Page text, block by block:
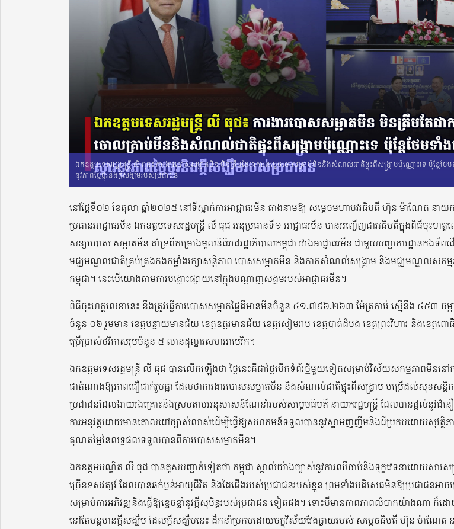
ឯកឧត្តមទេសរដ្ឋមន្រ្តី លី ធុជ៖ ការងារបោសសម្អាតមីន មិនត្រឹមតែជាការកម្ទេចចោលគ្រាប់មីននិងសំណល់ជាតិផ្ទុះពីសង្រ្គាមប៉ុណ្ណោះទេ ប៉ុន្តែថែមទ
នូវភាពថ្លៃថ្នូរនិងក្តីសង្ឃឹមរបស់ប្រជាជន
នៅថ្ងៃទី០២ ខែតុលា ឆ្នាំ២០២៥ នៅទីស្នាក់ការអាជ្ញាធរមីន តាងនាមឱ្យ សម្តេចមហាបវរធិបតី ហ៊ុន ម៉ាណែត នាយករ
ប្រធានអាជ្ញាធរមីន ឯកឧត្តមទេសរដ្ឋមន្រ្តី លី ធុជ អនុប្រធានទី១ អាជ្ញាធរមីន បានអញ្ជើញជាអធិបតីក្នុងពិធីចុះហត្ថ
សន្យាបោស សម្អាតមីន គាំទ្រពីគម្រោងមូលនិធិរាជរដ្ឋាភិបាលកម្ពុជា រវាងអាជ្ញាធរមីន ជាមួយបញ្ជាការដ្ឋានកងទ័ព
មជ្ឈមណ្ឌលជាតិគ្រប់គ្រងកងកម្លាំងរក្សាសន្តិភាព បោសសម្អាតមីន និងកាកសំណល់សង្រ្គាម និងមជ្ឈមណ្ឌលសកម្
កម្ពុជា។ នេះបើយោងតាមការបង្ហោះផ្សាយនៅក្នុងបណ្ដាញសង្គមរបស់អាជ្ញាធរមីន។
ពិធីចុះហត្ថលេខានេះ នឹងត្រូវធ្វើការបោសសម្អាតផ្ទៃដីមានមីនចំនួន ៤១.៧៩៦.២៦៣ ម៉ែត្រការ៉េ ស្មើនឹង ៤៥៣ ចម្កា
ចំនួន ០៦ រួមមាន ខេត្តបន្ទាយមានជ័យ ខេត្តឧត្តរមានជ័យ ខេត្តសៀមរាប ខេត្តបាត់ដំបង ខេត្តព្រះវិហារ និងខេត្ត
ប្រើប្រាស់ថវិកាសរុបចំនួន ៥ លានដុល្លារសហអាមេរិក។
ឯកឧត្តមទេសរដ្ឋមន្រ្តី លី ធុជ បានលើកឡើងថា ថ្ងៃនេះគឺជាថ្ងៃបើកទំព័រថ្មីមួយទៀតសម្រាប់វិស័យសកម្មភាពមីនន
ជាតំណាងឱ្យភាពជឿជាក់រួមគ្នា ដែលថាការងារបោសសម្អាតមីន និងសំណល់ជាតិផ្ទុះពីសង្រ្គាម បម្រើដល់សុខសន្តិ
ប្រជាជនដែលងាយរងគ្រោះនិងស្របតាមអនុសាសន៍ណែនាំរបស់សម្តេចធិបតី នាយករដ្ឋមន្រ្តី ដែលបានផ្តល់នូវជំន
ការអនុវត្តដោយមានគោលដៅច្បាស់លាស់ដើម្បីធ្វើឱ្យសហគមន៍ទទួលបាននូវស្នាមញញឹមនិងដីប្រកបដោយសុវត្ថិភ
គុណតម្លៃនៃលទ្ធផលទទួលបានពីការបោសសម្អាតមីន។
ឯកឧត្តមបណ្ឌិត លី ធុជ បានគូសបញ្ជាក់ទៀតថា កម្ពុជា ស្គាល់យ៉ាងច្បាស់នូវការឈឺចាប់និងទុក្ខវេទនាដោយសារស
ច្រើនទសវត្សរ៍ ដែលបានឆក់ប្លន់អាយុជីវិត និងដៃជើងរបស់ប្រជាជនរបស់ខ្លួន ព្រមទាំងបដិសេធមិនឱ្យប្រជាជនអាច
សម្រាប់ការអភិវឌ្ឍនិងធ្វើឱ្យខ្ទេចខ្ទាំនូវក្តីសុបិន្តរបស់ប្រជាជន ទៀតផង។ ទោះបីមានភាពភាពលំបាកយ៉ាងណា ក៏ដោ
នៅតែបន្តមានក្តីសង្ឃឹម ដែលក្តីសង្ឃឹមនេះ ដឹកនាំប្រកបដោយចក្ខុវិស័យវែងឆ្ងាយរបស់ សម្តេចធិបតី ហ៊ុន ម៉ាណែត នា